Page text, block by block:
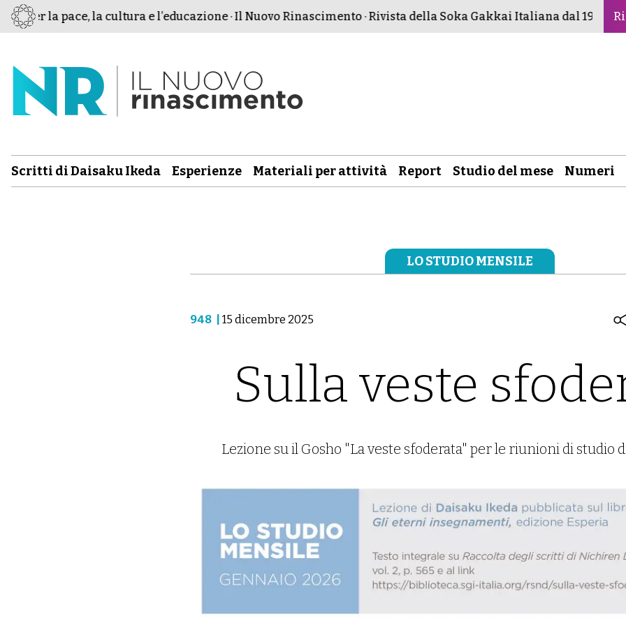
per la pace, la cultura e l’educazione · Il Nuovo Rinascimento · Rivista della Soka Gakkai Italiana dal 1982 ·
Scritti di Daisaku Ikeda Esperienze Materiali per attività Report Studio del mese Numeri
LO STUDIO MENSILE
948 15 dicembre 2025
Sulla veste
Lezione su il Gosho "La veste sfoderata" per le riunioni di studio